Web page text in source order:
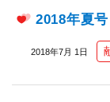
2018年夏号
2018年7月 1日